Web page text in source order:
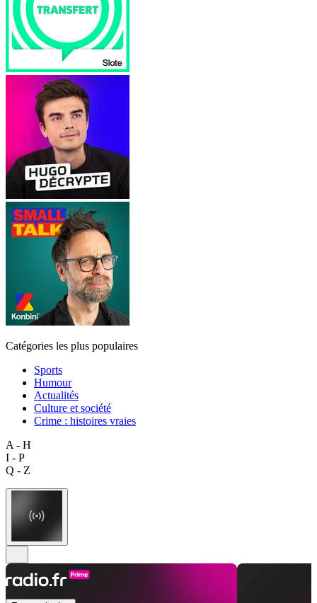
Catégories les plus populaires
Sports
Humour
Actualités
Culture et société
Crime : histoires vraies
A - H
I - P
Q - Z